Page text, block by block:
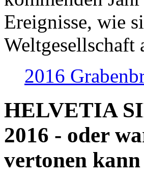
Ereignisse, wie
Weltgesellschaft
2016
HELVETIA
2016 - oder
vertonen kann